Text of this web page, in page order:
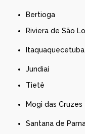
Bertioga
Riviera de São
Itaquaquecetuba
Jundiaí
Tietê
Mogi das Cruzes
Santana de